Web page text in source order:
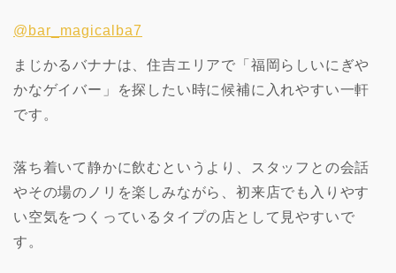
@bar_magicalba7
まじかるバナナは、住吉エリアで「福岡らしいにぎや
かなゲイバー」を探したい時に候補に入れやすい一軒
です。
落ち着いて静かに飲むというより、スタッフとの会話
やその場のノリを楽しみながら、初来店でも入りやす
い空気をつくっているタイプの店として見やすいで
す。